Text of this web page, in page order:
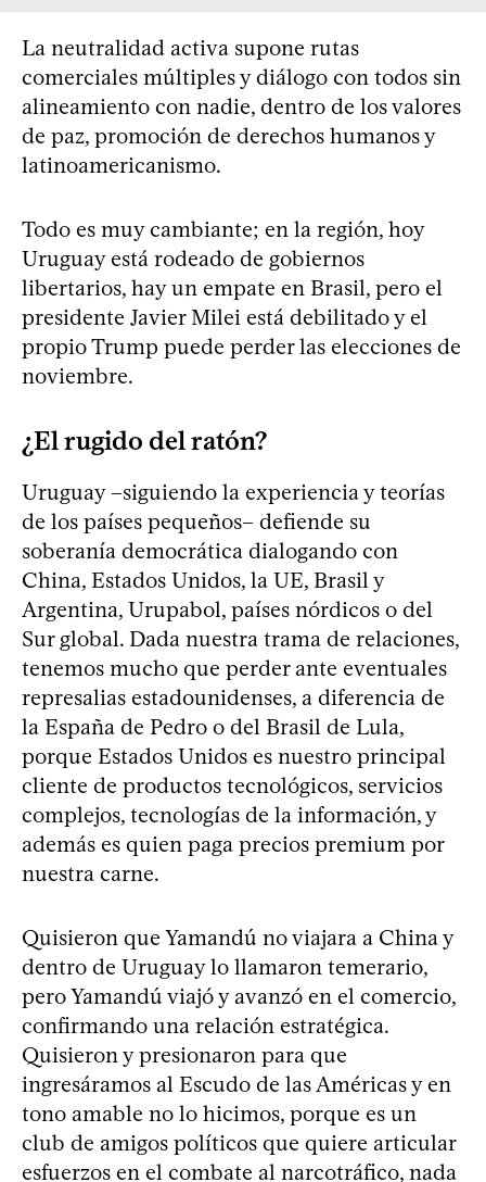
La neutralidad activa supone rutas
comerciales múltiples y diálogo con todos sin
alineamiento con nadie, dentro de los valores
de paz, promoción de derechos humanos y
latinoamericanismo.
Todo es muy cambiante; en la región, hoy
Uruguay está rodeado de gobiernos
libertarios, hay un empate en Brasil, pero el
presidente Javier Milei está debilitado y el
propio Trump puede perder las elecciones de
noviembre.
¿El rugido del ratón?
Uruguay –siguiendo la experiencia y teorías
de los países pequeños– defiende su
soberanía democrática dialogando con
China, Estados Unidos, la UE, Brasil y
Argentina, Urupabol, países nórdicos o del
Sur global. Dada nuestra trama de relaciones,
tenemos mucho que perder ante eventuales
represalias estadounidenses, a diferencia de
la España de Pedro o del Brasil de Lula,
porque Estados Unidos es nuestro principal
cliente de productos tecnológicos, servicios
complejos, tecnologías de la información, y
además es quien paga precios premium por
nuestra carne.
Quisieron que Yamandú no viajara a China y
dentro de Uruguay lo llamaron temerario,
pero Yamandú viajó y avanzó en el comercio,
confirmando una relación estratégica.
Quisieron y presionaron para que
ingresáramos al Escudo de las Américas y en
tono amable no lo hicimos, porque es un
club de amigos políticos que quiere articular
esfuerzos en el combate al narcotráfico, nada